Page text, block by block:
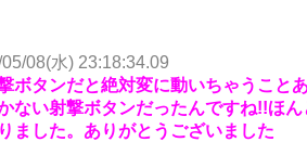
08(水) 23:18:34.09
ボタンだと絶対変に動いちゃうこと
ない射撃ボタンだったんですね!!ほ
ました。ありがとうございました